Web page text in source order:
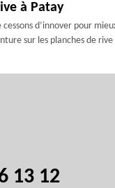
à Patay
d’innover pour
sur les planches de
13 12